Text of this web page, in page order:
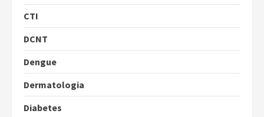
CTI
DCNT
Dengue
Dermatologia
Diabetes